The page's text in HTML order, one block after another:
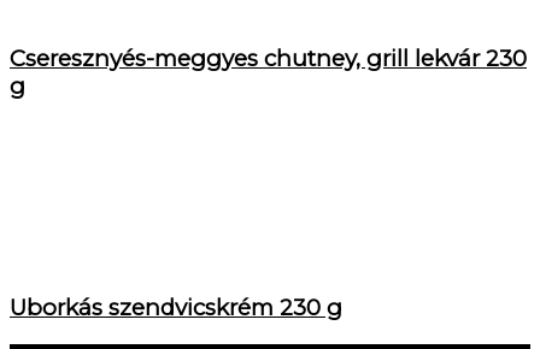
Cseresznyés-meggyes chutney, grill lekvár 230
g
Uborkás szendvicskrém 230 g